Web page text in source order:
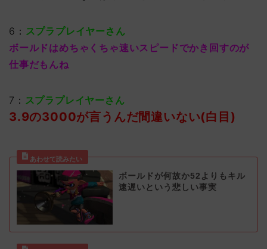
6： スプラプレイヤーさん
ボールドはめちゃくちゃ速いスピードでかき回すのが
仕事だもんね
7： スプラプレイヤーさん
3.9の3000が言うんだ間違いない(白目)
ボールドが何故か52よりもキル
速遅いという悲しい事実